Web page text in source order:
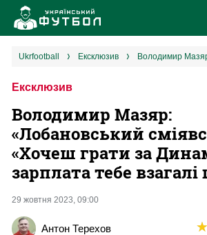
Новини
Єврокубки
УПЛ
ukrfootball ексклюзив
Ексклюзив
Володимир Мазяр:
«Лобановський
«Хочеш грати за
зарплата тебе взагалі
29 жовтня 2023, 09:00
Антон Терехов ★
★